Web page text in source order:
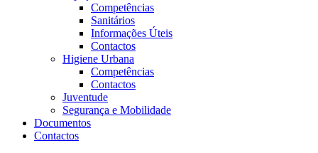
Competências
Sanitários
Informações Úteis
Contactos
Higiene Urbana
Competências
Contactos
Juventude
Segurança e Mobilidade
Documentos
Contactos